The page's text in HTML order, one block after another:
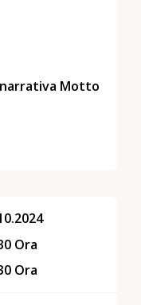
Motto
Ora
Ora